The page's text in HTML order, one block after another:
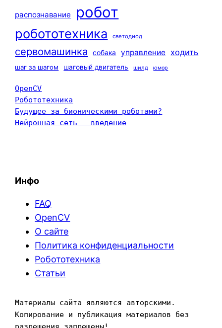
распознавание робот
робототехника светодиод
сервомашинка собака управление ходить
шаг за шагом шаговый двигатель шилд юмор
OpenCV
Робототехника
Будущее за бионическими роботами?
Нейронная сеть - введение
Инфо
FAQ
OpenCV
О сайте
Политика конфиденциальности
Робототехника
Статьи
Материалы сайта являются авторскими.
Копирование и публикация материалов без